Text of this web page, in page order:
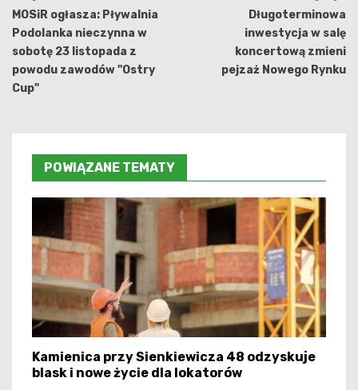
wpisu
MOSiR ogłasza: Pływalnia
Podolanka nieczynna w
sobotę 23 listopada z
powodu zawodów "Ostry
Cup"
Długoterminowa
inwestycja w salę
koncertową zmieni
pejzaż Nowego Rynku
POWIĄZANE TEMATY
Kamienica przy Sienkiewicza 48 odzyskuje
blask i nowe życie dla lokatorów